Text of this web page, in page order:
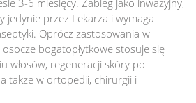
3-6 miesięcy. Zabieg jako inwazyjny,
jedynie przez Lekarza i wymaga
Oprócz zastosowania w
bogatopłytkowe stosuje się
włosów, regeneracji skóry po
także w ortopedii, chirurgii i